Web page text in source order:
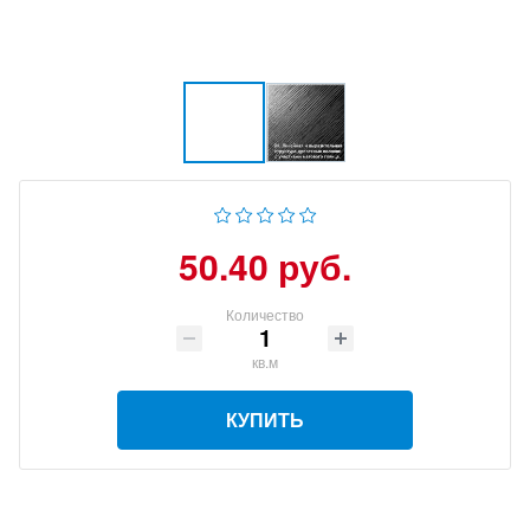
50.40 руб.
Количество
кв.м
КУПИТЬ